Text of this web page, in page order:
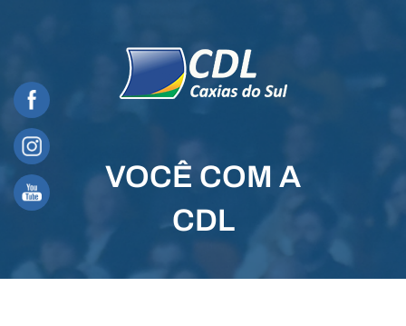
VOCÊ COM A
CDL